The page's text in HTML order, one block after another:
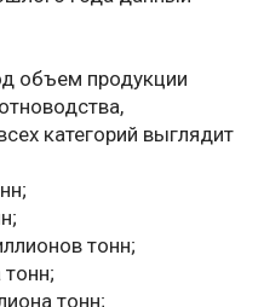
объем продукции
категорий выглядит
​​тонн;
тонн;